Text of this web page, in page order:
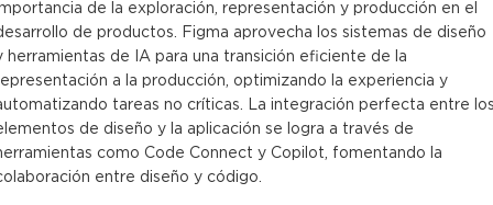
de la exploración, representación y producción en el
de productos. Figma aprovecha los sistemas de diseño
herramientas de IA para una transición eficiente de la
a la producción, optimizando la experiencia y
tareas no críticas. La integración perfecta entre
de diseño y la aplicación se logra a través de
como Code Connect y Copilot, fomentando la
entre diseño y código.